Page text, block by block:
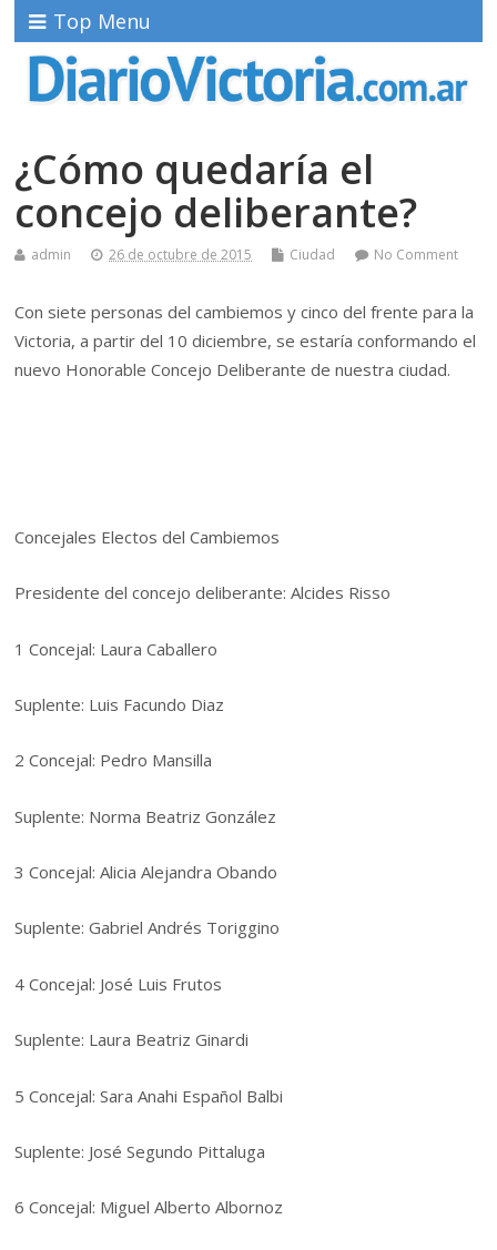
Top Menu
¿Cómo quedaría el
concejo deliberante?
admin 26 de octubre de 2015 Ciudad No Comment
Con siete personas del cambiemos y cinco del frente para la
Victoria, a partir del 10 diciembre, se estaría conformando el
nuevo Honorable Concejo Deliberante de nuestra ciudad.
Concejales Electos del Cambiemos
Presidente del concejo deliberante: Alcides Risso
1 Concejal: Laura Caballero
Suplente: Luis Facundo Diaz
2 Concejal: Pedro Mansilla
Suplente: Norma Beatriz González
3 Concejal: Alicia Alejandra Obando
Suplente: Gabriel Andrés Toriggino
4 Concejal: José Luis Frutos
Suplente: Laura Beatriz Ginardi
5 Concejal: Sara Anahi Español Balbi
Suplente: José Segundo Pittaluga
6 Concejal: Miguel Alberto Albornoz